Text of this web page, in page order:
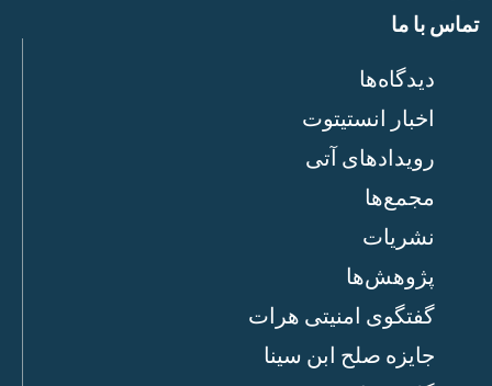
تماس با ما
دیدگاه‌ها
اخبار انستیتوت
رویدادهای آتی
مجمع‌ها
نشریات
پژوهش‌ها
گفتگوی امنیتی هرات
جایزه صلح ابن سینا